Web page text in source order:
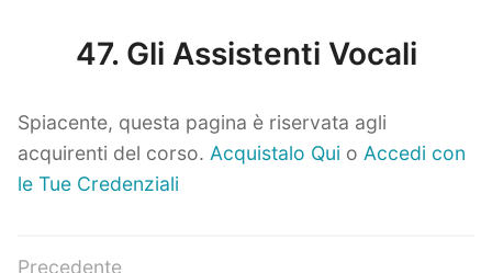
47. Gli Assistenti Vocali
Spiacente, questa pagina è riservata agli
acquirenti del corso. Acquistalo Qui o Accedi con
le Tue Credenziali
Precedente